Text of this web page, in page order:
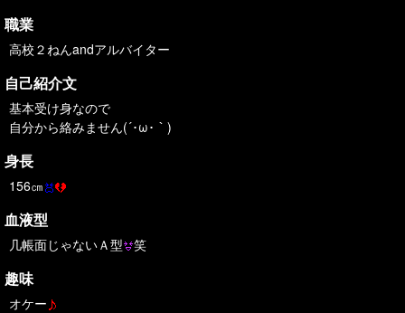
職業
高校２ねんandアルバイター
自己紹介文
基本受け身なので
自分から絡みません(´･ω･｀)
身長
156㎝
血液型
几帳面じゃないＡ型 笑
趣味
オケー